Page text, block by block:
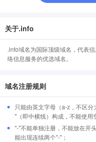
关于.info
.info域名为国际顶级域名，代表
络信息服务的优选域名。
域名注册规则
只能由英文字母（a-z，不区
"（即中横线）构成，不能使用
"-"不能单独注册，不能放在开
能出现连续两个"-"；